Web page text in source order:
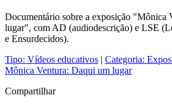
Documentário sobre a exposição "Mônica
lugar", com AD (audiodescrição) e LSE
e Ensurdecidos).
Tipo: Vídeos educativos | Categoria:
Mônica Ventura: Daqui um lugar
Compartilhar